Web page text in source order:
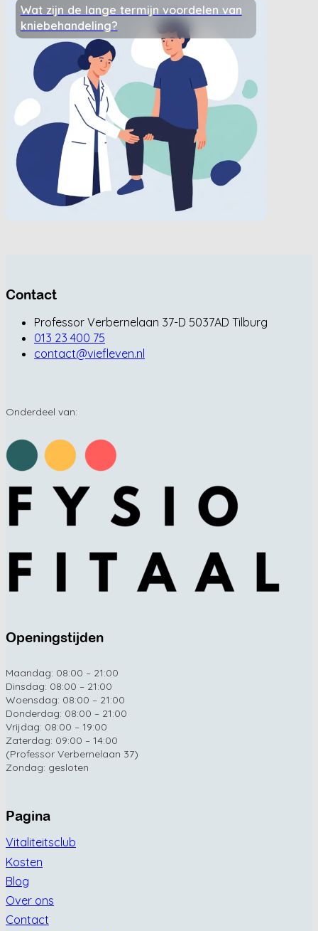
Wat zijn de lange termijn voordelen van
kniebehandeling?
Contact
Professor Verbernelaan 37-D 5037AD Tilburg
013 23 400 75
contact@viefleven.nl
Onderdeel van:
Openingstijden
Maandag: 08:00 – 21:00
Dinsdag: 08:00 – 21:00
Woensdag: 08:00 – 21:00
Donderdag: 08:00 – 21:00
Vrijdag: 08:00 – 19:00
Zaterdag: 09:00 – 14:00
(Professor Verbernelaan 37)
Zondag: gesloten
Pagina
Vitaliteitsclub
Kosten
Blog
Over ons
Contact